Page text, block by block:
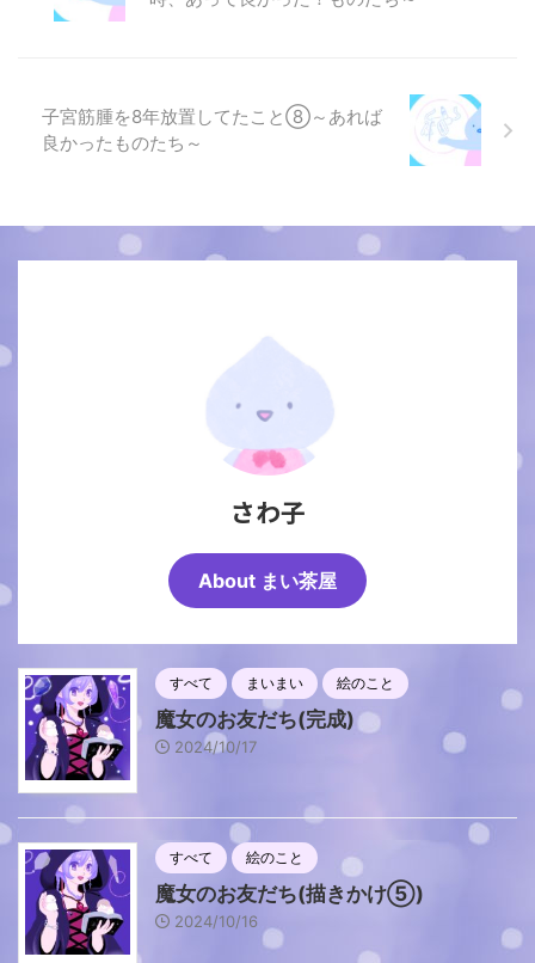
子宮筋腫を8年放置してたこと⑧～あれば
良かったものたち～
さわ子
About まい茶屋
すべて まいまい 絵のこと
魔女のお友だち(完成)
2024/10/17
すべて 絵のこと
魔女のお友だち(描きかけ⑤)
2024/10/16